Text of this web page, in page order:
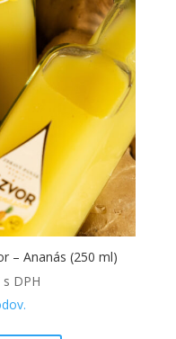
– Ananás (250 ml)
s DPH